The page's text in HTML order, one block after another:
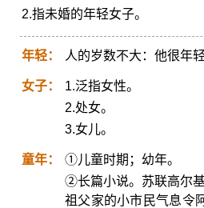
2.指未婚的年轻女子。
年轻： 人的岁数不大：他很年
女子：
1.泛指女性。
2.处女。
3.女儿。
童年：
①儿童时期；幼年。
②长篇小说。苏联高尔
祖父家的小市民气息令